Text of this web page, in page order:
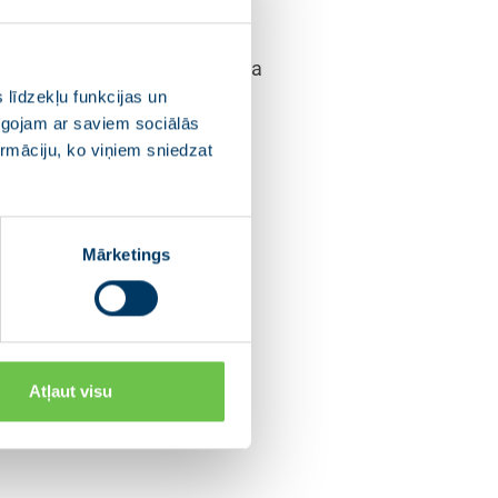
līdzekļu funkcijas un
ar saviem sociālās
ko viņiem sniedzat
Mārketings
Atļaut visu
ir bijusi Eiropas Parlamenta
jauno amatu, D.
sekretāres
spējas un izpratni par
vēlēšanu
sarakstā. D.
JAUNĀ VIENOTĪBA